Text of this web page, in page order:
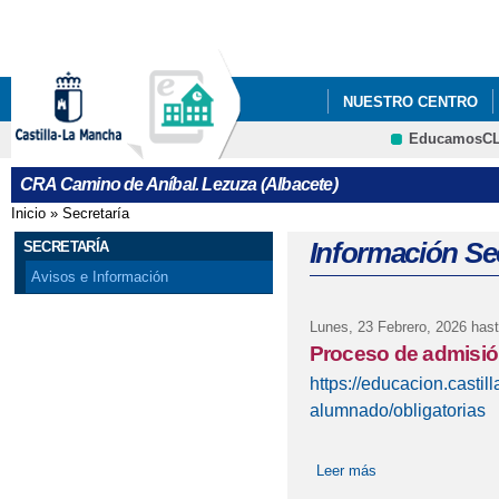
NUESTRO CENTRO
CRA Camino de Aníbal. Lezuza (Albacete)
Se encuentra usted aquí
Inicio » Secretaría
SECRETARÍA
Avisos e Información
Información
Lunes, 23 Febrero, 2026
Proceso de
https://
alumnado/obligatorias
Leer más